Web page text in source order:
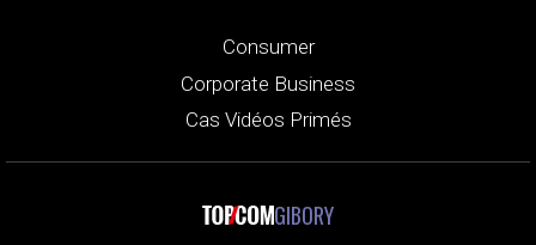
Consumer
Corporate Business
Cas Vidéos Primés
GIBORY